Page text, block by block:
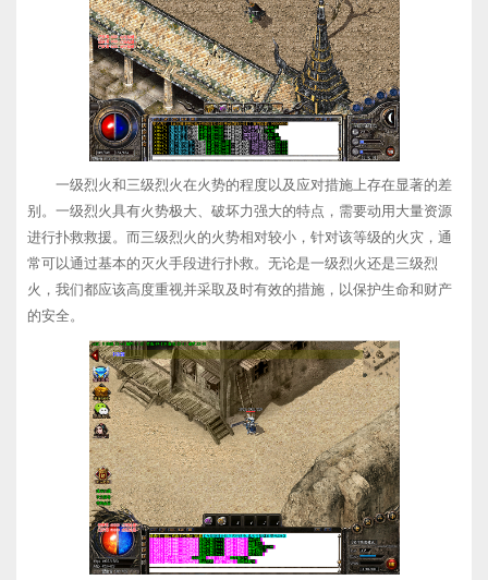
一级烈火和三级烈火在火势的程度以及应对措施上存在显著的差
别。一级烈火具有火势极大、破坏力强大的特点，需要动用大量资源
进行扑救救援。而三级烈火的火势相对较小，针对该等级的火灾，通
常可以通过基本的灭火手段进行扑救。无论是一级烈火还是三级烈
火，我们都应该高度重视并采取及时有效的措施，以保护生命和财产
的安全。